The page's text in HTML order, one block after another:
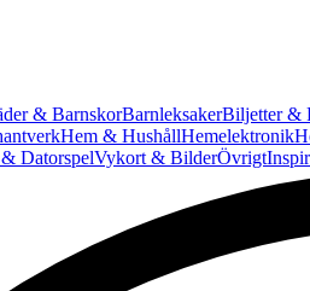
& BarnskorBarnleksakerBiljetter &
Hem & HushållHemelektronik
DatorspelVykort & BilderÖvrigt